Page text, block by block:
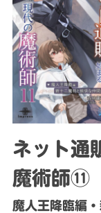
ネット通
魔術師⑪
魔人王降臨編